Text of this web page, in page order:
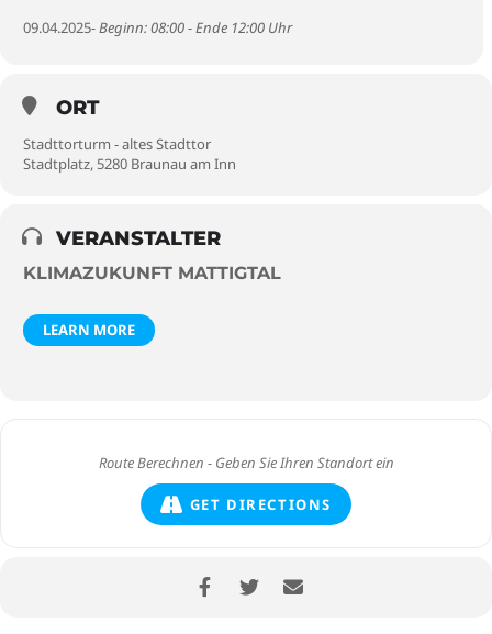
09.04.2025- Beginn: 08:00 - Ende 12:00 Uhr
ORT
Stadttorturm - altes Stadttor
Stadtplatz, 5280 Braunau am Inn
VERANSTALTER
KLIMAZUKUNFT MATTIGTAL
LEARN MORE
GET DIRECTIONS